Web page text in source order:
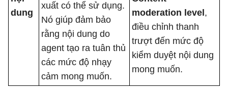
dung
xuất có thể sử dụng.
Nó giúp đảm bảo
rằng nội dung do
agent tạo ra tuân thủ
các mức độ nhạy
cảm mong muốn.
moderation level,
điều chỉnh thanh
trượt đến mức độ
kiểm duyệt nội dung
mong muốn.